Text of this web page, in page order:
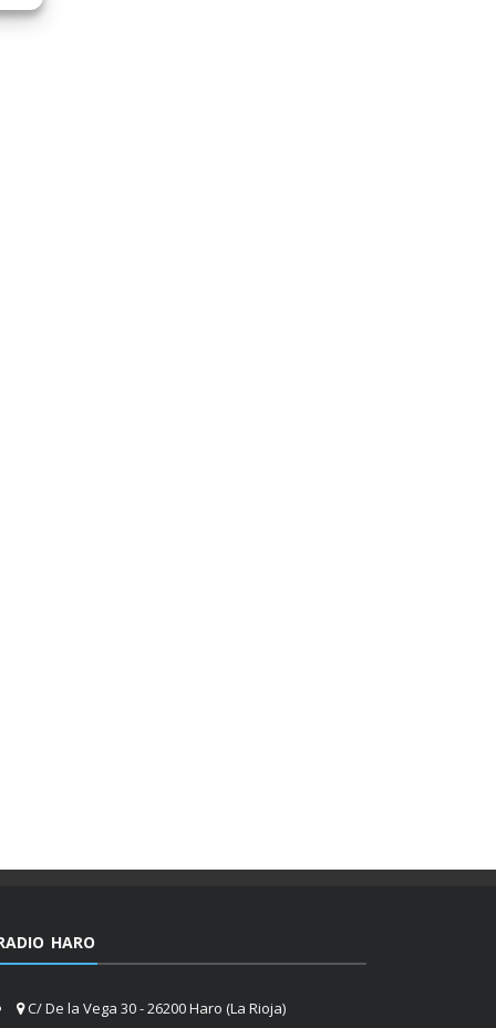
HARO
C/ De la Vega 30 - 26200 Haro (La Rioja)